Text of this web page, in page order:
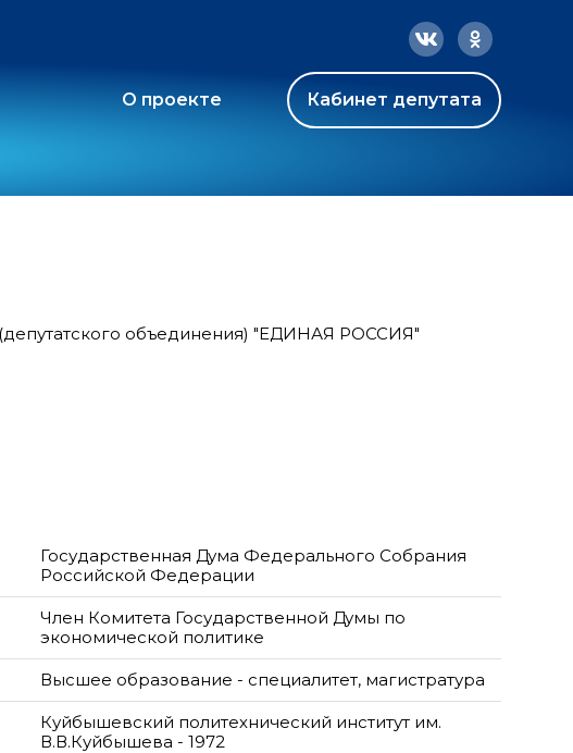
О проекте Кабинет депутата
объединения) "ЕДИНАЯ РОССИЯ"
Государственная Дума Федерального Собрания
Российской Федерации
Член Комитета Государственной Думы по
экономической политике
Высшее образование - специалитет, магистратура
Куйбышевский политехнический институт им.
В.В.Куйбышева - 1972